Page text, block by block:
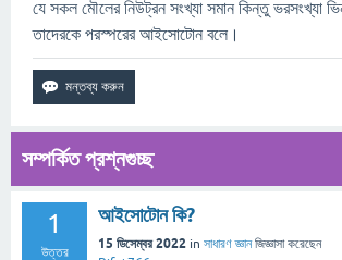
যে সকল মৌলের নিউট্রন সংখ্যা সমান কিন্তু ভরসংখ্যা
তাদেরকে পরস্পরের আইসোটোন বলে।
সম্পর্কিত প্রশ্নগুচ্ছ
1
উত্তর
আইসোটোন কি?
15 ডিসেম্বর 2022 in সাধারণ জ্ঞান জিজ্ঞাসা করেছেন